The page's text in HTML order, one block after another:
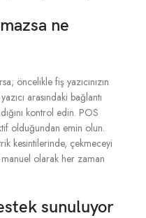
ne
öncelikle fiş yazıcınızın
arasındaki bağlantı
kontrol edin. POS
olduğundan emin olun.
kesintilerinde, çekmeceyi
manuel olarak her zaman
sunuluyor